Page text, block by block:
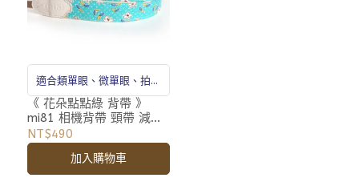
適合類單眼、微單眼、拍立
得
《 花朵點點綠 背帶 》
mi81 相機背帶 頸帶 減壓
帶
NT$490
加入購物車